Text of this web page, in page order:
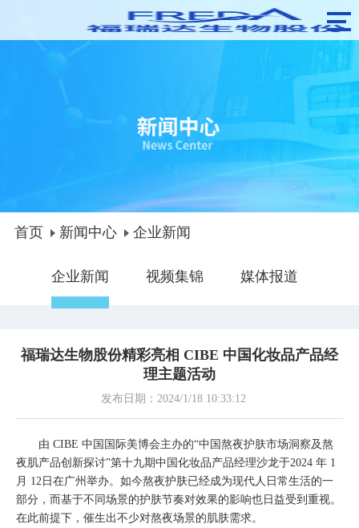
首页 新闻中心 企业新闻
企业新闻 视频集锦 媒体报道
福瑞达生物股份精彩亮相 CIBE 中国化妆品产品经
理主题活动
发布日期： 2024/1/18 10:33:12
由 CIBE 中国国际美博会主办的“中国熬夜护肤市场洞察及熬
夜肌产品创新探讨”第十九期中国化妆品产品经理沙龙于2024 年 1
月 12日在广州举办。如今熬夜护肤已经成为现代人日常生活的一
部分，而基于不同场景的护肤节奏对效果的影响也日益受到重视。
在此前提下，催生出不少对熬夜场景的肌肤需求。